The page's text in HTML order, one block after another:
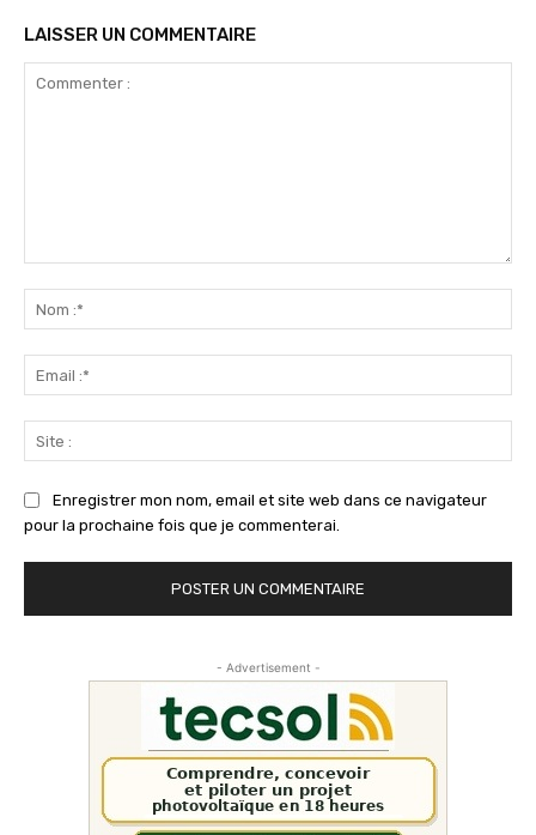
LAISSER UN COMMENTAIRE
Enregistrer mon nom, email et site web dans ce navigateur
pour la prochaine fois que je commenterai.
- Advertisement -